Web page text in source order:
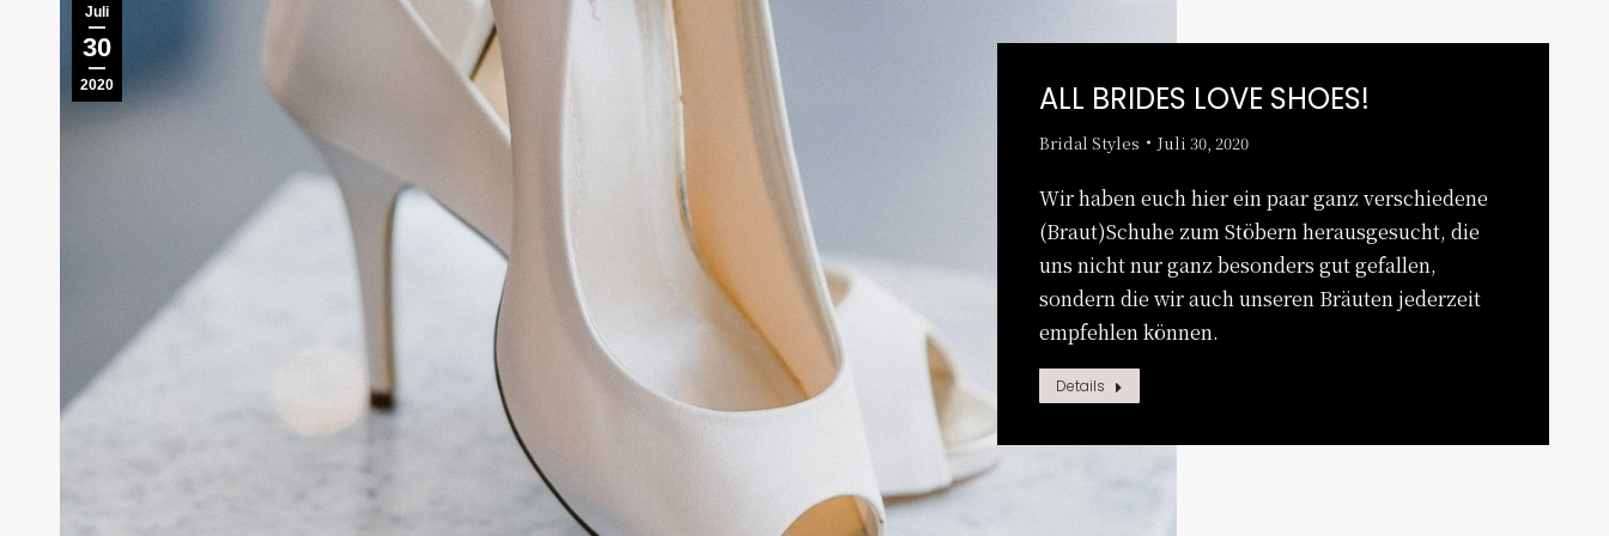
Juli
30
2020 ALL BRIDES LOVE SHOES!
Bridal Styles Juli 30, 2020
Wir haben euch hier ein paar ganz verschiedene
(Braut)Schuhe zum Stöbern herausgesucht, die
uns nicht nur ganz besonders gut gefallen,
sondern die wir auch unseren Bräuten jederzeit
empfehlen können.
Details